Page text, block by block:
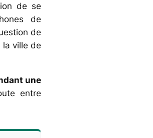
de se
de
de
la ville de
une
entre